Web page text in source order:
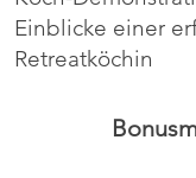
Einblicke einer
Retreatköchin